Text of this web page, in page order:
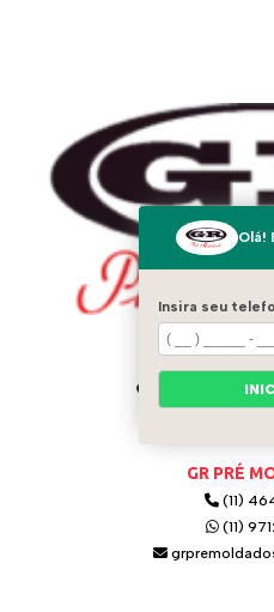
Av. Italo Adami,
Itaquaquecetuba
GR PRÉ
(11)
(11)
Olá!
Insira seu